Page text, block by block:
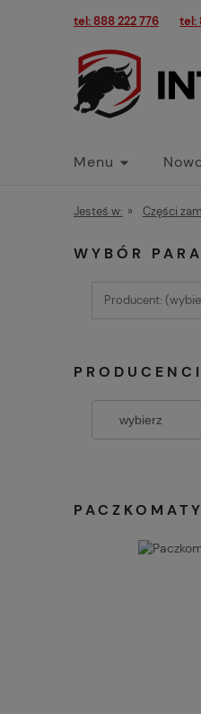
tel: 888 222 776 tel:
Menu
Jesteś w: » Części
WYBÓR
Producent:
PRODUCENCI